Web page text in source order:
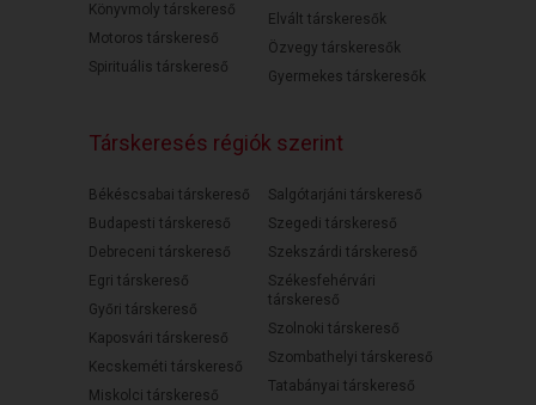
Könyvmoly társkereső
Motoros társkereső
Spirituális társkereső
Elvált társkeresők
Özvegy társkeresők
Gyermekes társkeresők
Társkeresés régiók szerint
Békéscsabai társkereső
Budapesti társkereső
Debreceni társkereső
Egri társkereső
Győri társkereső
Kaposvári társkereső
Kecskeméti társkereső
Miskolci társkereső
Salgótarjáni társkereső
Szegedi társkereső
Szekszárdi társkereső
Székesfehérvári
társkereső
Szolnoki társkereső
Szombathelyi társkereső
Tatabányai társkereső